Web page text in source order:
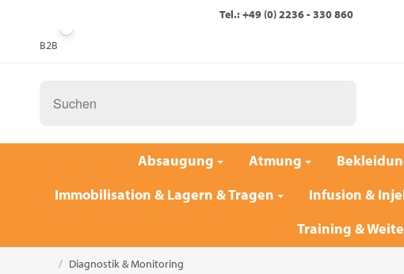
Tel.: +49 (0) 2236 - 330 860
B2B
Absaugung Atmung
Immobilisation & Lagern & Tragen
Infusion &
Training &
/ Diagnostik & Monitoring